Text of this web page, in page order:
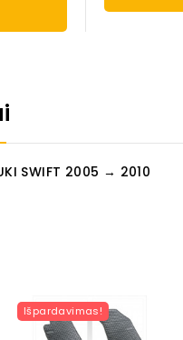
SWIFT 2005 → 2010
Išpardavimas!